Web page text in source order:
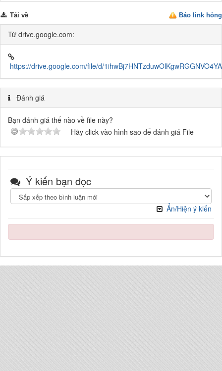
Báo link hỏng
Tải về
Từ drive.google.com:
https://drive.google.com/file/d/
Đánh giá
Bạn đánh giá thế nào về file này?
Hãy click vào hình sao để đánh giá File
Ý kiến bạn đọc
Ẩn/Hiện ý kiến